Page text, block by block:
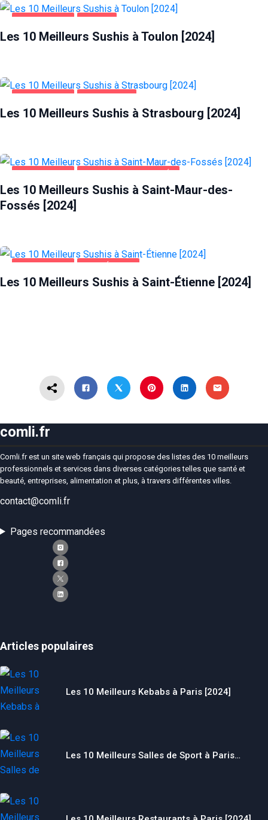
ALIMENTATION TOULON
Les 10 Meilleurs Sushis à Toulon [2024]
ALIMENTATION STRASBOURG
Les 10 Meilleurs Sushis à Strasbourg [2024]
ALIMENTATION SAINT-MAUR-DES-FOSSÉS
Les 10 Meilleurs Sushis à Saint-Maur-des-
Fossés [2024]
ALIMENTATION SAINT-ÉTIENNE
Les 10 Meilleurs Sushis à Saint-Étienne [2024]
comli.fr
Comli.fr est un site web français qui propose des listes des 10 meilleurs
professionnels et services dans diverses catégories telles que santé et
beauté, entreprises, alimentation et plus, à travers différentes villes.
contact@comli.fr
Pages recommandées
Articles populaires
Les 10 Meilleurs Kebabs à Paris [2024]
Les 10 Meilleurs Salles de Sport à Paris…